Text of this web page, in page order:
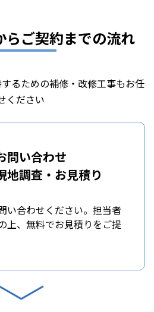
らご契約までの流れ
るための補修・改修工事もお任
ください
問い合わせ
地調査・お見積り
い合わせください。担当者
上、無料でお見積りをご提